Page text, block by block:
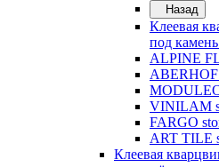
Назад
Клеевая
под камень
ALPINE
ABERHOF
MODULEO
VINILAM
FARGO
ART TILE
Клеевая